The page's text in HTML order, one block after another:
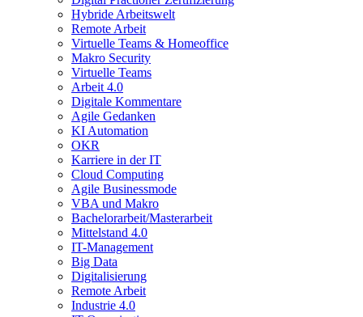
Hybride Arbeitswelt
Remote Arbeit
Virtuelle Teams & Homeoffice
Makro Security
Virtuelle Teams
Arbeit 4.0
Digitale Kommentare
Agile Gedanken
KI Automation
OKR
Karriere in der IT
Cloud Computing
Agile Businessmode
VBA und Makro
Bachelorarbeit/Masterarbeit
Mittelstand 4.0
IT-Management
Big Data
Digitalisierung
Remote Arbeit
Industrie 4.0